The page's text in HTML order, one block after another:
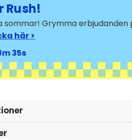
Rush!
sommar! Grymma erbjudanden
här >
33